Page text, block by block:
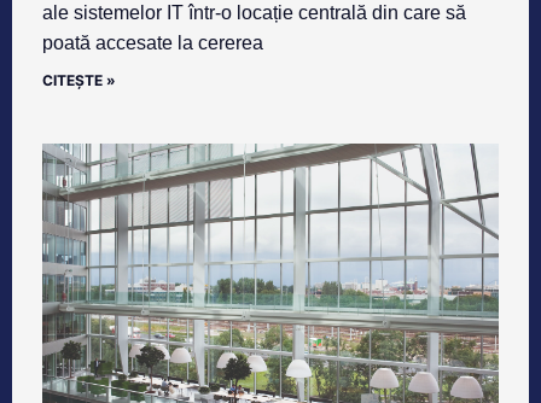
ale sistemelor IT într-o locație centrală din care să
poată accesate la cererea
CITEȘTE »